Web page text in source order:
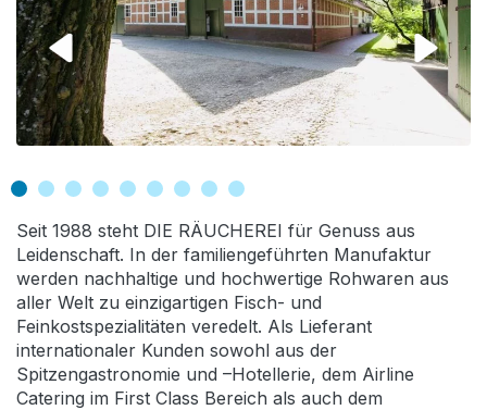
Seit 1988 steht DIE RÄUCHEREI für Genuss aus
Leidenschaft. In der familiengeführten Manufaktur
werden nachhaltige und hochwertige Rohwaren aus
aller Welt zu einzigartigen Fisch- und
Feinkostspezialitäten veredelt. Als Lieferant
internationaler Kunden sowohl aus der
Spitzengastronomie und –Hotellerie, dem Airline
Catering im First Class Bereich als auch dem